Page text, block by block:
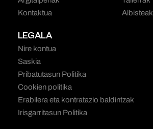
Kontaktua
Albisteak
LEGALA
Nire kontua
Saskia
Pribatutasun Politika
Cookien politika
Erabilera eta kontratazio baldintzak
Irisgarritasun Politika